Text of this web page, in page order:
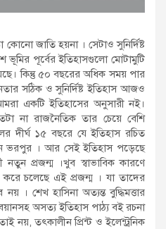
কোনো জাতি হয়না । সেটাও সুনির্দিষ্ট
ভূমির পূর্বের ইতিহাসগুলো মোটামুটি
কিন্তু ৫০ বছরের অধিক সময় পার
সঠিক ও সুনির্দিষ্ট ইতিহাস আজও
একটি ইতিহাসের অনুসারী নই।
না রাজনৈতিক তার চেয়ে বেশি
দীর্ঘ ১৫ বছরে যে ইতিহাস রচিত
ভরপুর । আর সেই ইতিহাস পড়েছে
প্রজন্ম ।খুব স্বাভাবিক কারণে
করে চলেছে এই প্রজন্ম । যা তাদের
। শেখ হাসিনা অত্যন্ত বুদ্ধিমত্তার
অসত্য ইতিহাস পাঠ্য বই রচনা
নয়, তৎকালীন প্রিন্ট ও ইলেন্ট্রনিক